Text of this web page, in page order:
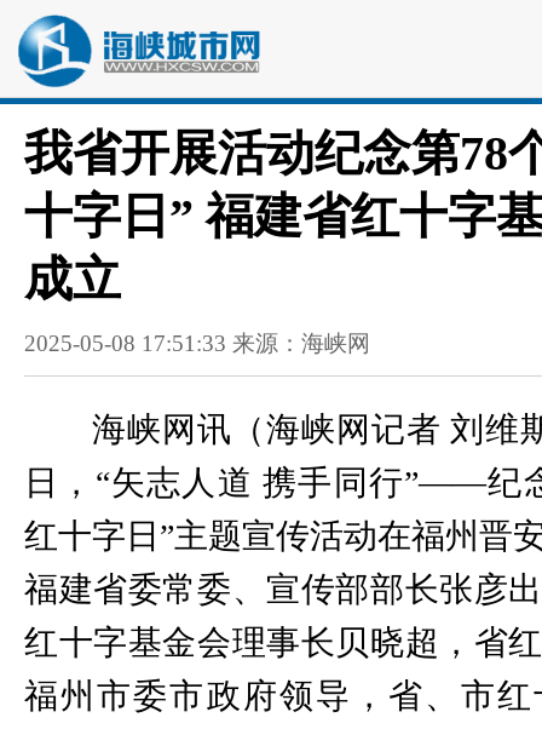
我省开展活动纪念第78
十字日” 福建省红十字
成立
2025-05-08 17:51:33 来源：海峡网
海峡网讯（海峡网记者 刘维
日，“矢志人道 携手同行”——纪
红十字日”主题宣传活动在福州晋
福建省委常委、宣传部部长张彦
红十字基金会理事长贝晓超，省
福州市委市政府领导，省、市